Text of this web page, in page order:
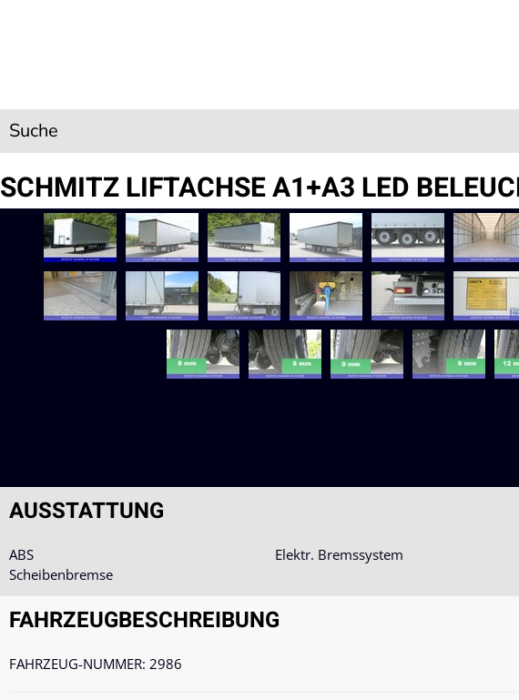
Suche
SCHMITZ LIFTACHSE A1+A3 LED
AUSSTATTUNG
ABS Elektr. Bremssystem
Scheibenbremse
FAHRZEUG­BESCHREIBUNG
FAHRZEUG-NUMMER: 2986